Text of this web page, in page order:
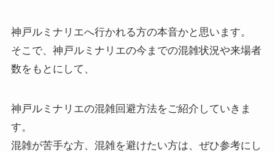
神戸ルミナリエへ行かれる方の本音かと思います。
そこで、神戸ルミナリエの今までの混雑状況や来場者
数をもとにして、
神戸ルミナリエの混雑回避方法をご紹介していきま
す。
混雑が苦手な方、混雑を避けたい方は、ぜひ参考にし